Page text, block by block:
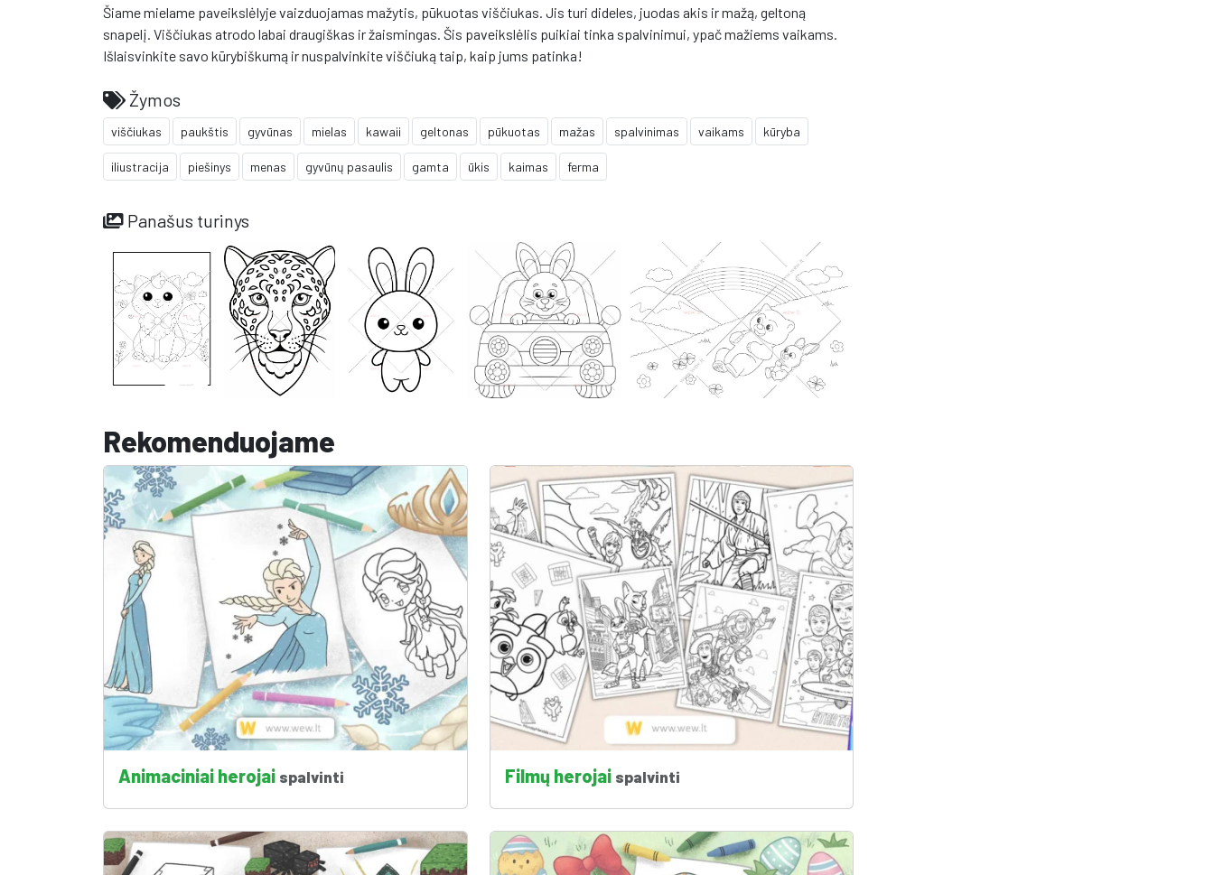
Šiame mielame paveikslėlyje vaizduojamas mažytis, pūkuotas viščiukas. Jis turi dideles, juodas akis ir mažą, geltoną
snapelį. Viščiukas atrodo labai draugiškas ir žaismingas. Šis paveikslėlis puikiai tinka spalvinimui, ypač mažiems vaikams.
Išlaisvinkite savo kūrybiškumą ir nuspalvinkite viščiuką taip, kaip jums patinka!
Žymos
viščiukas paukštis gyvūnas mielas kawaii geltonas pūkuotas mažas spalvinimas vaikams kūryba
iliustracija piešinys menas gyvūnų pasaulis gamta ūkis kaimas ferma
Panašus turinys
Rekomenduojame
Animaciniai herojai spalvinti Filmų herojai spalvinti